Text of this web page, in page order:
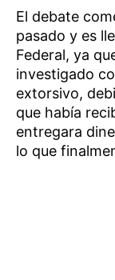
El debate
pasado y es
Federal, ya
investigado
extorsivo,
que había
entregara
lo que